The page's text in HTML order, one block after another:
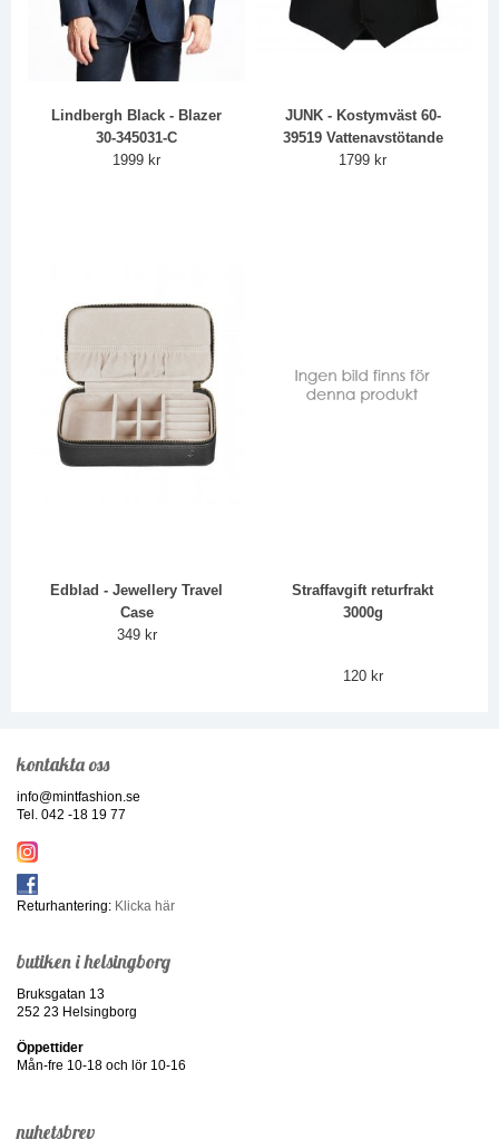
Lindbergh Black - Blazer
30-345031-C
1999 kr
JUNK - Kostymväst 60-
39519 Vattenavstötande
1799 kr
Edblad - Jewellery Travel
Case
349 kr
Straffavgift returfrakt
3000g
120 kr
kontakta oss
info@mintfashion.se
Tel. 042 -18 19 77
Returhantering: Klicka här
butiken i helsingborg
Bruksgatan 13
252 23 Helsingborg
Öppettider
Mån-fre 10-18 och lör 10-16
nyhetsbrev